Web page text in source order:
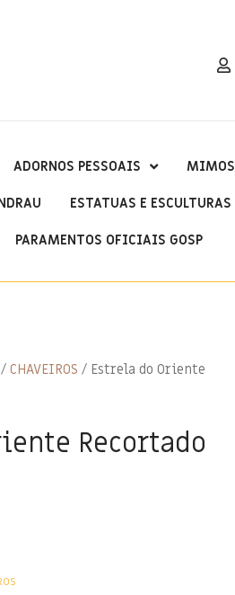
ADORNOS PESSOAIS MIMOS
ESTATUAS E ESCULTURAS
PARAMENTOS OFICIAIS GOSP
/ CHAVEIROS / Estrela do Oriente
Recortado